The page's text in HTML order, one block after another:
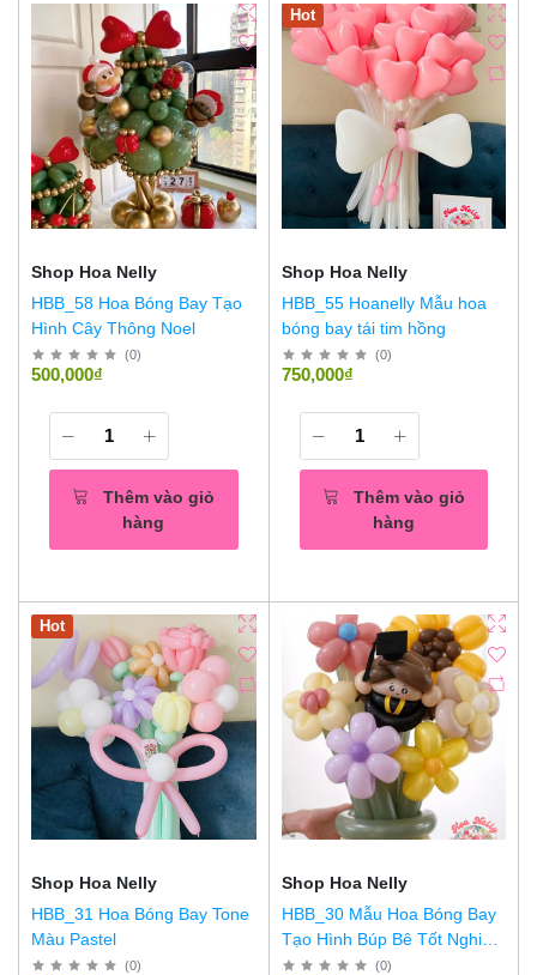
Shop Hoa Nelly
HBB_58 Hoa Bóng Bay Tạo
Hình Cây Thông Noel
(0)
500,000₫
Thêm vào giỏ
hàng
Hot
Shop Hoa Nelly
HBB_55 Hoanelly Mẫu hoa
bóng bay tái tim hồng
(0)
750,000₫
Thêm vào giỏ
hàng
Hot
Shop Hoa Nelly
HBB_31 Hoa Bóng Bay Tone
Màu Pastel
(0)
Shop Hoa Nelly
HBB_30 Mẫu Hoa Bóng Bay
Tạo Hình Búp Bê Tốt Nghiệp
5
(0)